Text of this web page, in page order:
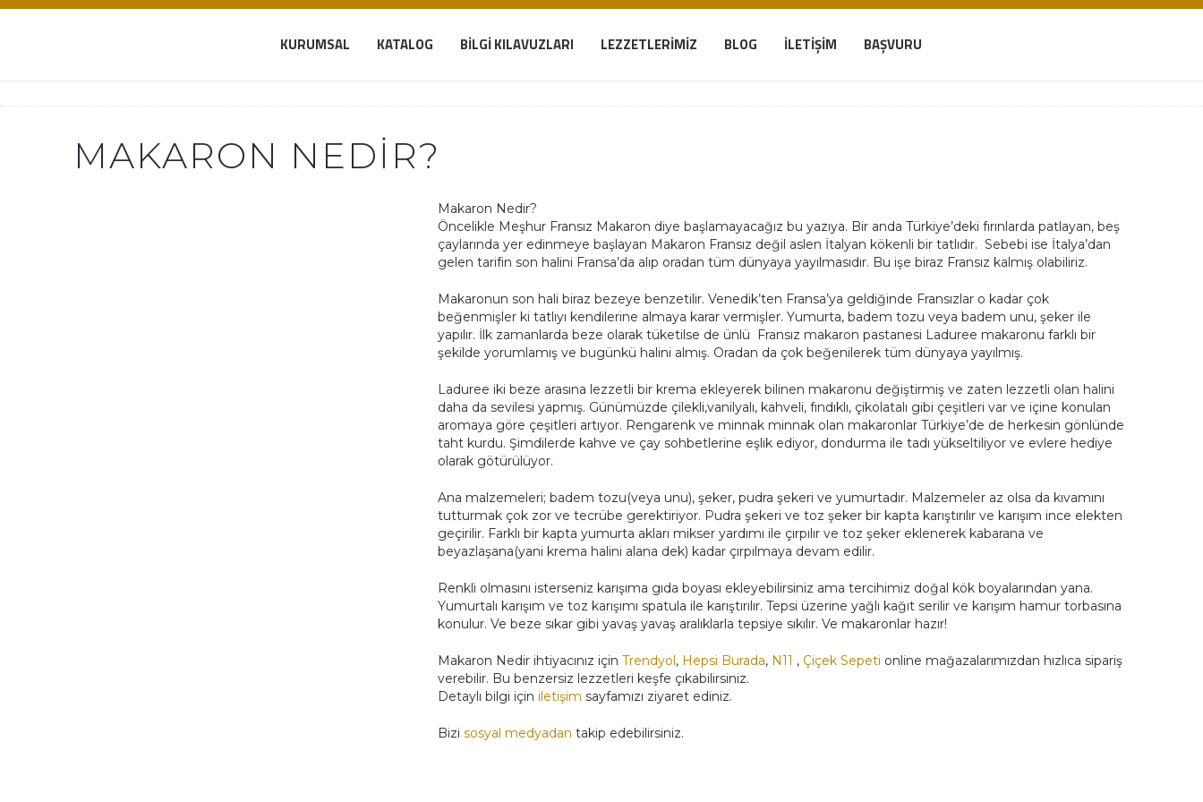
KURUMSAL KATALOG BILGI KILAVUZLARI LEZZETLERIMIZ BLOG İLETIŞIM BAŞVURU
MAKARON NEDIR?
Makaron Nedir?
Öncelikle Meşhur Fransız Makaron diye başlamayacağız bu yazıya. Bir anda Türkiye’deki fırınlarda patlayan, beş
çaylarında yer edinmeye başlayan Makaron Fransız değil aslen İtalyan kökenli bir tatlıdır. Sebebi ise İtalya’dan
gelen tarifin son halini Fransa’da alıp oradan tüm dünyaya yayılmasıdır. Bu işe biraz Fransız kalmış olabiliriz.
Makaronun son hali biraz bezeye benzetilir. Venedik’ten Fransa’ya geldiğinde Fransızlar o kadar çok
beğenmişler ki tatlıyı kendilerine almaya karar vermişler. Yumurta, badem tozu veya badem unu, şeker ile
yapılır. İlk zamanlarda beze olarak tüketilse de ünlü Fransız makaron pastanesi Laduree makaronu farklı bir
şekilde yorumlamış ve bugünkü halini almış. Oradan da çok beğenilerek tüm dünyaya yayılmış.
Laduree iki beze arasına lezzetli bir krema ekleyerek bilinen makaronu değiştirmiş ve zaten lezzetli olan halini
daha da sevilesi yapmış. Günümüzde çilekli,vanilyalı, kahveli, fındıklı, çikolatalı gibi çeşitleri var ve içine konulan
aromaya göre çeşitleri artıyor. Rengarenk ve minnak minnak olan makaronlar Türkiye’de de herkesin gönlünde
taht kurdu. Şimdilerde kahve ve çay sohbetlerine eşlik ediyor, dondurma ile tadı yükseltiliyor ve evlere hediye
olarak götürülüyor.
Ana malzemeleri; badem tozu(veya unu), şeker, pudra şekeri ve yumurtadır. Malzemeler az olsa da kıvamını
tutturmak çok zor ve tecrübe gerektiriyor. Pudra şekeri ve toz şeker bir kapta karıştırılır ve karışım ince elekten
geçirilir. Farklı bir kapta yumurta akları mikser yardımı ile çırpılır ve toz şeker eklenerek kabarana ve
beyazlaşana(yani krema halini alana dek) kadar çırpılmaya devam edilir.
Renkli olmasını isterseniz karışıma gıda boyası ekleyebilirsiniz ama tercihimiz doğal kök boyalarından yana.
Yumurtalı karışım ve toz karışımı spatula ile karıştırılır. Tepsi üzerine yağlı kağıt serilir ve karışım hamur torbasına
konulur. Ve beze sıkar gibi yavaş yavaş aralıklarla tepsiye sıkılır. Ve makaronlar hazır!
Makaron Nedir ihtiyacınız içinTrendyol, Hepsi Burada, N11 , Çiçek Sepeti online mağazalarımızdan hızlıca sipariş
verebilir. Bu benzersiz lezzetleri keşfe çıkabilirsiniz.
Detaylı bilgi için iletişim sayfamızı ziyaret ediniz.
Bizisosyal medyadan takip edebilirsiniz.